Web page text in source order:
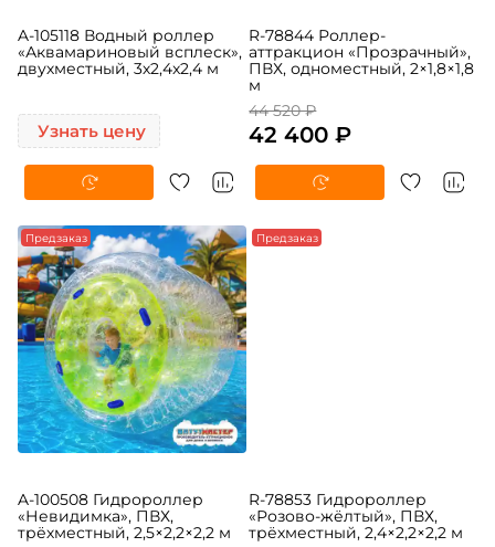
двухместный, 3х2,4x2,4 м
Узнать цену
R-78844 Роллер-
аттракцион «Прозрачный»,
ПВХ, одноместный, 2×1,8×1,8
м
44 520 ₽
42 400 ₽
Предзаказ